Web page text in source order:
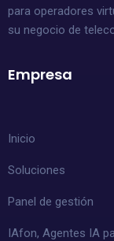
para operadores
su negocio de
Empresa
Inicio
Soluciones
Panel de gestión
IAfon, Agentes IA